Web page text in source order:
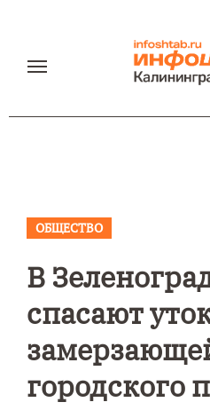
содержанию
ОБЩЕСТВО
В
спасают
городского